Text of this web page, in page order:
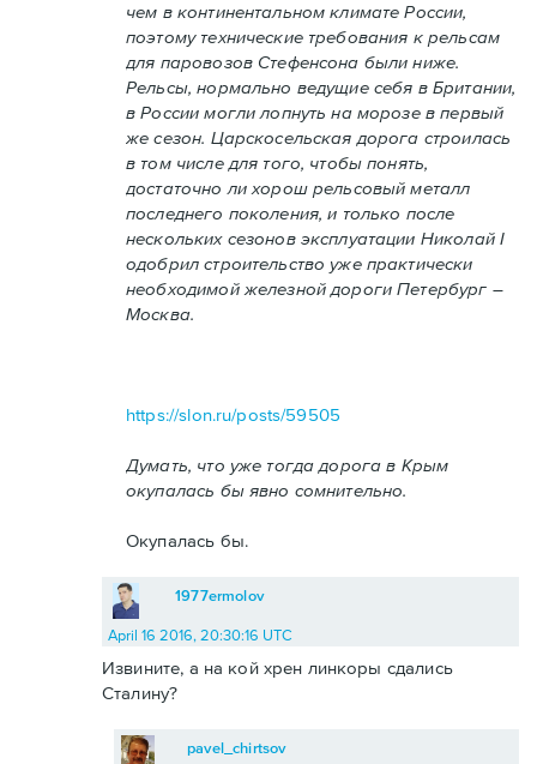
чем в континентальном климате России,
поэтому технические требования к рельсам
для паровозов Стефенсона были ниже.
Рельсы, нормально ведущие себя в Британии,
в России могли лопнуть на морозе в первый
же сезон. Царскосельская дорога строилась
в том числе для того, чтобы понять,
достаточно ли хорош рельсовый металл
последнего поколения, и только после
нескольких сезонов эксплуатации Николай I
одобрил строительство уже практически
необходимой железной дороги Петербург –
Москва.
https://slon.ru/posts/59505
Думать, что уже тогда дорога в Крым
окупалась бы явно сомнительно.
Окупалась бы.
1977ermolov
April 16 2016, 20:30:16 UTC
Извините, а на кой хрен линкоры сдались
Сталину?
pavel_chirtsov